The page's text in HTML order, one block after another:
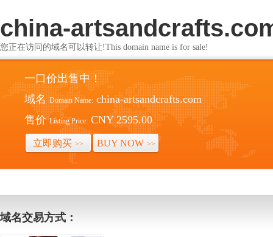
china-
您正在访问的域名可以转让!This domain name is for sale!
一口价出售中！
域名 Domain Name: china-artsandcrafts.com
售价 Listing Price: CNY 2595.00
立即购买 >> BUY NOW >>
域名交易方式：